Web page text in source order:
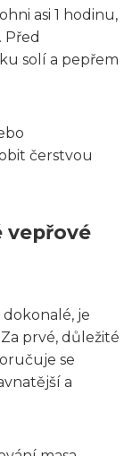
asi 1 hodinu,
Před
solí a pepřem
čerstvou
vepřové
je
prvé, důležité
se
a